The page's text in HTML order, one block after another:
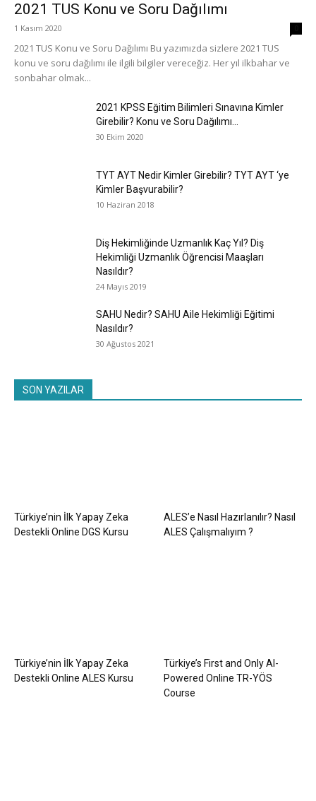
2021 TUS Konu ve Soru Dağılımı
1 Kasım 2020
2021 TUS Konu ve Soru Dağılımı Bu yazımızda sizlere 2021 TUS
konu ve soru dağılımı ile ilgili bilgiler vereceğiz. Her yıl ilkbahar ve
sonbahar olmak...
2021 KPSS Eğitim Bilimleri Sınavına Kimler
Girebilir? Konu ve Soru Dağılımı...
30 Ekim 2020
TYT AYT Nedir Kimler Girebilir? TYT AYT ‘ye
Kimler Başvurabilir?
10 Haziran 2018
Diş Hekimliğinde Uzmanlık Kaç Yıl? Diş
Hekimliği Uzmanlık Öğrencisi Maaşları
Nasıldır?
24 Mayıs 2019
SAHU Nedir? SAHU Aile Hekimliği Eğitimi
Nasıldır?
30 Ağustos 2021
SON YAZILAR
Türkiye’nin İlk Yapay Zeka
Destekli Online DGS Kursu
ALES’e Nasıl Hazırlanılır? Nasıl
ALES Çalışmalıyım ?
Türkiye’nin İlk Yapay Zeka
Destekli Online ALES Kursu
Türkiye’s First and Only AI-
Powered Online TR-YÖS
Course